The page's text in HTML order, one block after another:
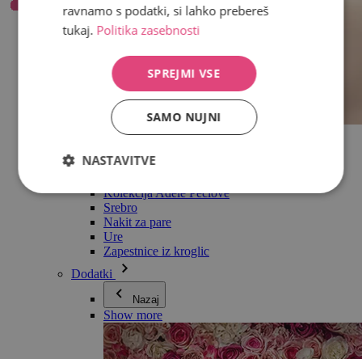
Vse v kategoriji Nakit
Zapestnice
Kolekcija Adéle Pečlové
Srebro
Nakit za pare
Ure
Zapestnice iz kroglic
Dodatki
Nazaj
Show more
ravnamo s podatki, si lahko prebereš
tukaj. Politika zasebnosti
SPREJMI VSE
SAMO NUJNI
NASTAVITVE